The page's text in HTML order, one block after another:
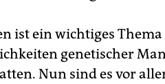
ist ein wichtiges Thema
genetischer
Nun sind es vor